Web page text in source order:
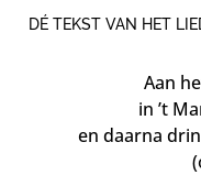
DÉ TEKST VAN HET
Aan
in ’t
en daarna